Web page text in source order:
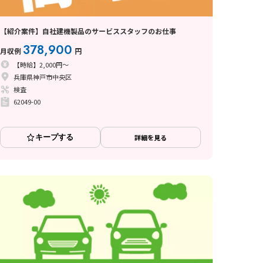
【紹介案件】自社建機製品のサービススタッフのお仕事
月収例 378,900 円
【時給】2,000円～
兵庫県神戸市中央区
検査
62049-00
キープする 詳細を見る